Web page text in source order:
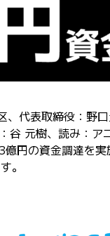
、代表取締役：野
谷 元樹、読み：
円の資金調達を
。